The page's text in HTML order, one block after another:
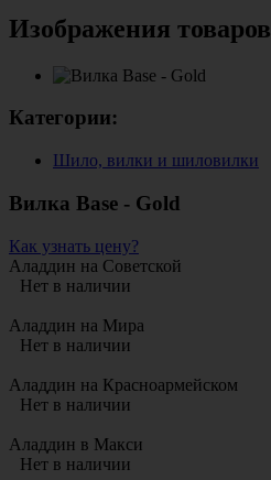
Изображения товаров
Категории:
Шило, вилки и шиловилки
Вилка Base - Gold
Как узнать цену?
Аладдин на Советской
Нет в наличии
Аладдин на Мира
Нет в наличии
Аладдин на Красноармейском
Нет в наличии
Аладдин в Макси
Нет в наличии